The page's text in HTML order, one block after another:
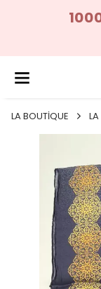
LA BOUTİQUE